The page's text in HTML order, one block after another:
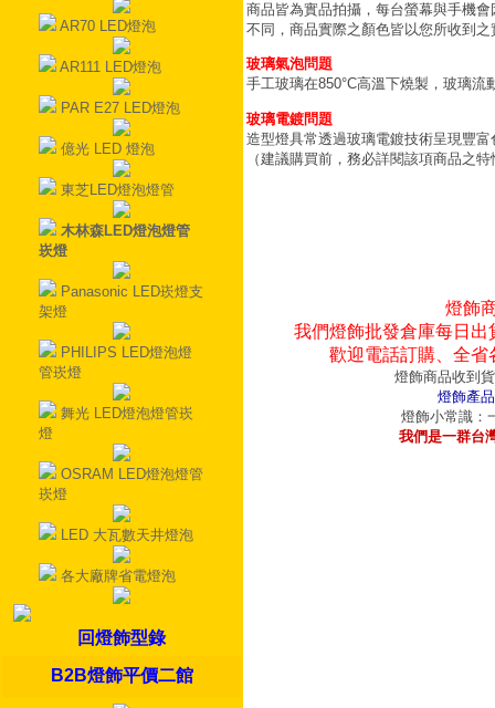
AR70 LED燈泡
AR111 LED燈泡
PAR E27 LED燈泡
億光 LED 燈泡
東芝LED燈泡燈管
木林森LED燈泡燈管
崁燈
Panasonic LED崁燈支
架燈
PHILIPS LED燈泡燈
管崁燈
舞光 LED燈泡燈管崁
燈
OSRAM LED燈泡燈管
崁燈
LED 大瓦數天井燈泡
各大廠牌省電燈泡
回燈飾型錄
B2B燈飾平價二館
商品皆為實品拍攝，每台螢幕與手機
不同，商品實際之顏色皆以您所收到之
玻璃氣泡問題
手工玻璃在850°C高溫下燒製，玻璃
玻璃電鍍問題
造型燈具常透過玻璃電鍍技術呈現豐
（建議購買前，務必詳閱該項商品之
燈飾
我們燈飾批發倉庫每日
歡迎電話訂購、全
燈飾商品收到
燈飾產
燈飾小常識：
我們是一群台